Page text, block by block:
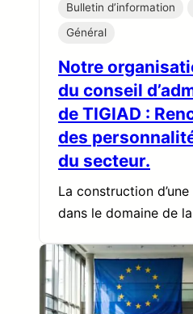
Bulletin d’information
Général
Notre
du conseil
de TIGIAD :
des
du secteur.
La construction
dans le domaine de